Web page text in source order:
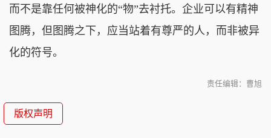
而不是靠任何被神化的“物”去衬托。企业可以有精神
图腾，但图腾之下，应当站着有尊严的人，而非被异
化的符号。
责任编辑：曹旭
版权声明